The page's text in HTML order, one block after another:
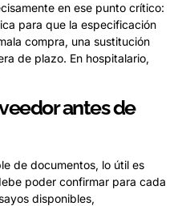
en ese punto crítico:
para que la especificación
compra, una sustitución
de plazo. En hospitalario,
antes de
de documentos, lo útil es
poder confirmar para cada
disponibles,